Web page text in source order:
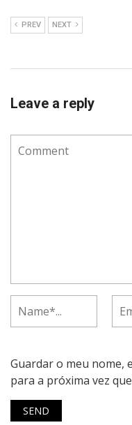
PREV NEXT
Leave a reply
Guardar o meu nome,
para a próxima vez